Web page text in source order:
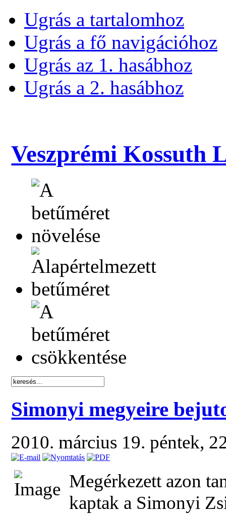
Ugrás a tartalomhoz
Ugrás a fő navigációhoz
Ugrás az 1. hasábhoz
Ugrás a 2. hasábhoz
Veszprémi Kossuth
Simonyi megyeire
2010. március 19. péntek,
Megérkezett azon
kaptak a Simonyi